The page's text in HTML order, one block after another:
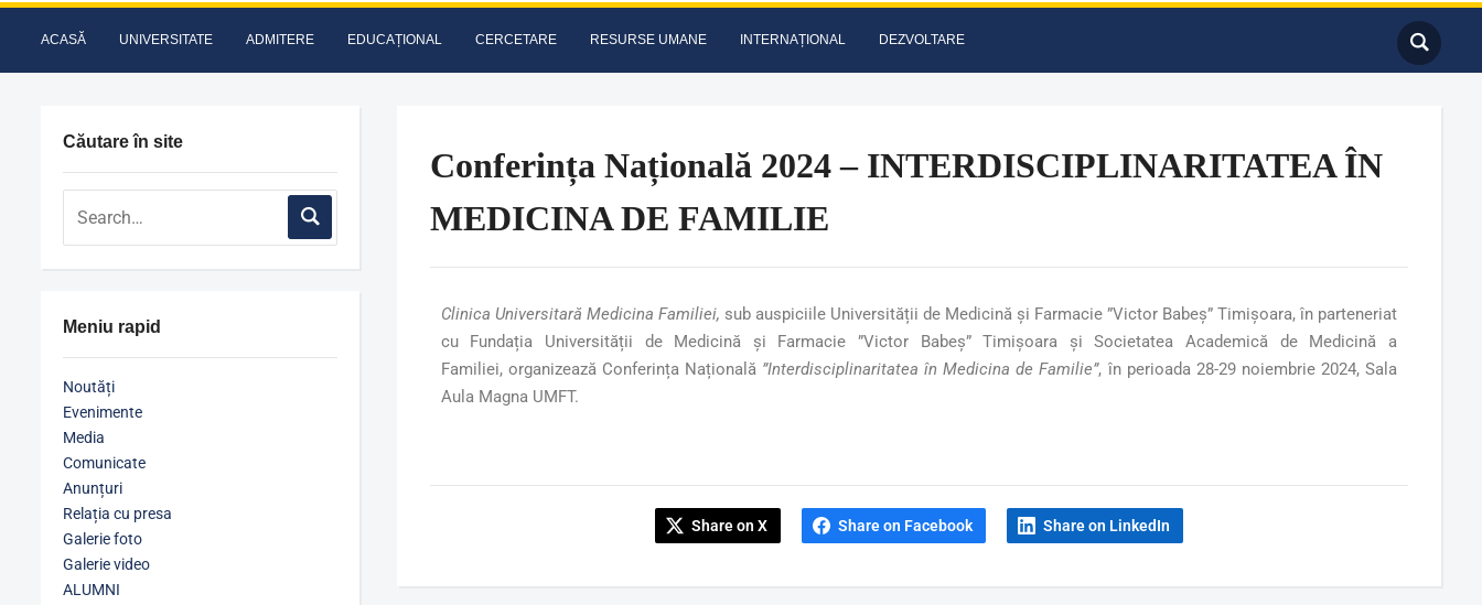
ACASĂ UNIVERSITATE ADMITERE EDUCAȚIONAL CERCETARE RESURSE UMANE INTERNAȚIONAL DEZVOLTARE
Căutare în site
Meniu rapid
Noutăți
Evenimente
Media
Comunicate
Anunțuri
Relația cu presa
Galerie foto
Galerie video
ALUMNI
Conferința Națională 2024 – INTERDISCIPLINARITATEA ÎN
MEDICINA DE FAMILIE
Clinica Universitară Medicina Familiei, sub auspiciile Universității de Medicină și Farmacie ”Victor Babeș” Timișoara, în parteneriat
cu Fundația Universității de Medicină și Farmacie ”Victor Babeș” Timișoara și Societatea Academică de Medicină a
Familiei, organizează Conferința Națională ”Interdisciplinaritatea în Medicina de Familie”, în perioada 28-29 noiembrie 2024, Sala
Aula Magna UMFT.
Share on X Share on Facebook Share on LinkedIn